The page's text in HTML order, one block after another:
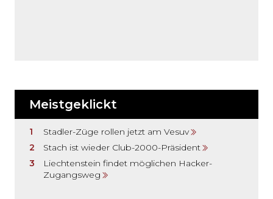
Meistgeklickt
Stadler-Züge rollen jetzt am Vesuv
Stach ist wieder Club-2000-Präsident
Liechtenstein findet möglichen Hacker-
Zugangsweg